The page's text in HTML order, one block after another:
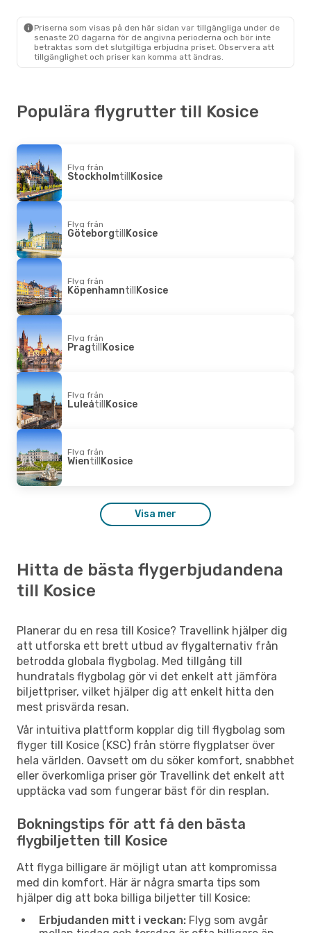
1 Mellanlandning
1 Mellanlandning
Kosice- Stockholm
Priserna som visas på den här sidan var tillgängliga under de
senaste 20 dagarna för de angivna perioderna och bör inte
betraktas som det slutgiltiga erbjudna priset. Observera att
tillgänglighet och priser kan komma att ändras.
Populära flygrutter till Kosice
Flyg från
StockholmtillKosice
Flyg från
GöteborgtillKosice
Flyg från
KöpenhamntillKosice
Flyg från
PragtillKosice
Flyg från
LuleåtillKosice
Flyg från
WientillKosice
Visa mer
Hitta de bästa flygerbjudandena
till Kosice
Planerar du en resa till Kosice? Travellink hjälper dig
att utforska ett brett utbud av flygalternativ från
betrodda globala flygbolag. Med tillgång till
hundratals flygbolag gör vi det enkelt att jämföra
biljettpriser, vilket hjälper dig att enkelt hitta den
mest prisvärda resan.
Vår intuitiva plattform kopplar dig till flygbolag som
flyger till Kosice (KSC) från större flygplatser över
hela världen. Oavsett om du söker komfort, snabbhet
eller överkomliga priser gör Travellink det enkelt att
upptäcka vad som fungerar bäst för din resplan.
Bokningstips för att få den bästa
flygbiljetten till Kosice
Att flyga billigare är möjligt utan att kompromissa
med din komfort. Här är några smarta tips som
hjälper dig att boka billiga biljetter till Kosice:
Erbjudanden mitt i veckan: Flyg som avgår